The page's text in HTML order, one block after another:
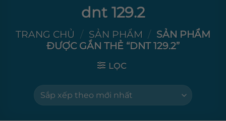
dnt 129.2
TRANG CHỦ / SẢN PHẨM / SẢN PHẨM
ĐƯỢC GẮN THẺ “DNT 129.2”
LỌC